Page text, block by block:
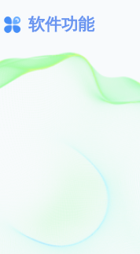
软件功能